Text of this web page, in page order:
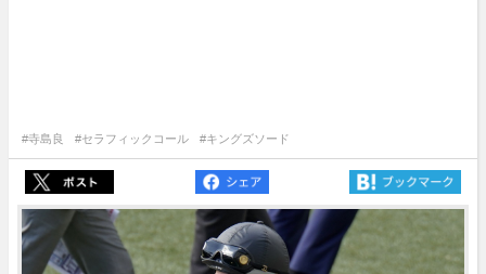
#寺島良 #セラフィックコール #キングズソード